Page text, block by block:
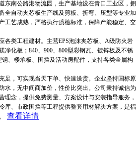
东南公路港物流园，生产基地设在青口工业区，拥
全自动夹芯板生产线及剪板、折弯、压型等专业加
工艺成熟，严格执行质检标准，保障产能稳定、交
各类工程建材。主营EPS泡沫夹芯板、A级防火岩
净化板；840、900、800型彩钢瓦、镀锌板及不锈
、楼承板、围挡及活动房配件，支持各类金属构
足，可实现当天下单、快速送货。企业坚持国标原
水，无中间商加价，性价比突出。公司秉持诚信为
理念，提供免费测量、方案设计与安装指导服务，
库、市政围挡等工程提供整套用材解决方案，是福
查看详情